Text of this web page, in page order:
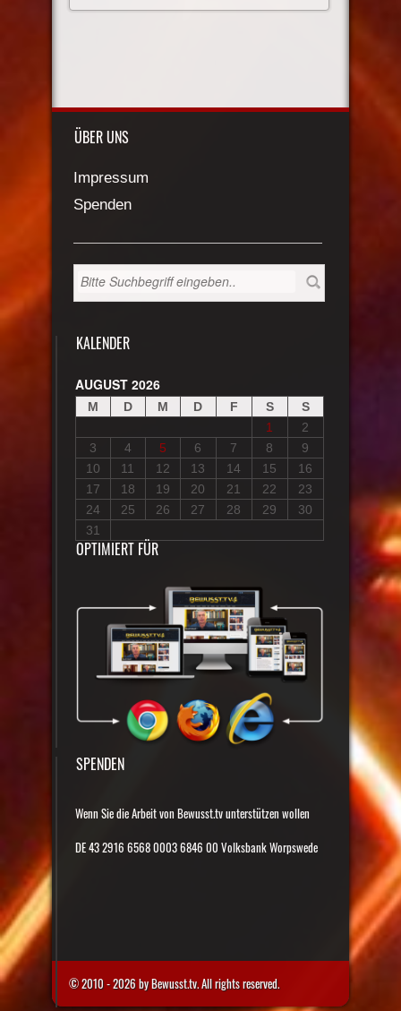
ÜBER UNS
Impressum
Spenden
KALENDER
AUGUST 2026
M D M D F S
S
1
2
3
4 5 6 7 8
9
10
11 12 13 14 15
16
17
18 19 20 21 22
23
24
25 26 27 28 29
30
31
OPTIMIERT FÜR
SPENDEN
Wenn Sie die Arbeit von Bewusst.tv unterstützen wollen
DE 43 2916 6568 0003 6846 00 Volksbank Worpswede
© 2010 - 2026 by Bewusst.tv. All rights reserved.